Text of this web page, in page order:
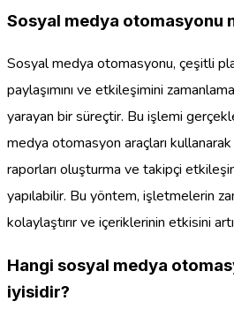
Sosyal medya otomasyonu
Sosyal medya otomasyonu, çeşitli
paylaşımını ve etkileşimini
yarayan bir süreçtir. Bu işlemi
medya otomasyon araçları
raporları oluşturma ve takipçi
yapılabilir. Bu yöntem, işletmelerin
kolaylaştırır ve içeriklerinin etkisini
Hangi sosyal medya
iyisidir?